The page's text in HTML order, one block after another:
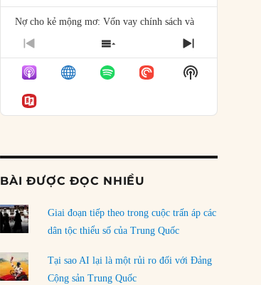
Nợ cho kẻ mộng mơ: Vốn vay chính sách và
giới hạn của việc cho startup vay vốn
Mỹ Latinh đang trở thành “phòng thí nghiệm”
của phe cánh hữu mới
04/08/2026
Ngoại trưởng Nhật Bản?
Dương
03/08/2026
Đặt cược vào thất bại: Các quỹ đầu tư mạo
hiểm quốc gia và khía cạnh chính trị của vốn
PREVIOUS
EPISODE
SHOW
EPISODES
LIST
NEXT
EPISODE
Show
Podcast
BÀI ĐƯỢC ĐỌC NHIỀU
Giai đoạn tiếp theo trong cuộc trấn áp các
dân tộc thiểu số của Trung Quốc
Tại sao AI lại là một rủi ro đối với Đảng
Cộng sản Trung Quốc